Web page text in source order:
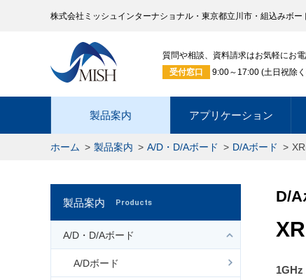
株式会社ミッシュインターナショナル・東京都立川市・組込みボー
質問や相談、資料請求はお気軽にお
受付窓口
9:00～17:00 (土日祝除
製品案内 アプリケーション
ホーム 製品案内 A/D・D/Aボード D/Aボード
製品案内 Products
A/D・D/Aボード
A/Dボード
D/A
1GHz